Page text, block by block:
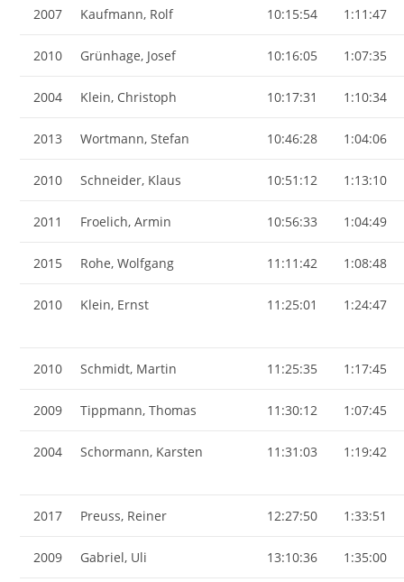
2007 Kaufmann, Rolf 10:15:54 1:11:47
2010 Grünhage, Josef 10:16:05 1:07:35
2004 Klein, Christoph 10:17:31 1:10:34
2013 Wortmann, Stefan 10:46:28 1:04:06
2010 Schneider, Klaus 10:51:12 1:13:10
2011 Froelich, Armin 10:56:33 1:04:49
2015 Rohe, Wolfgang 11:11:42 1:08:48
2010 Klein, Ernst 11:25:01 1:24:47
2010 Schmidt, Martin 11:25:35 1:17:45
2009 Tippmann, Thomas 11:30:12 1:07:45
2004 Schormann, Karsten 11:31:03 1:19:42
2017 Preuss, Reiner 12:27:50 1:33:51
2009 Gabriel, Uli 13:10:36 1:35:00